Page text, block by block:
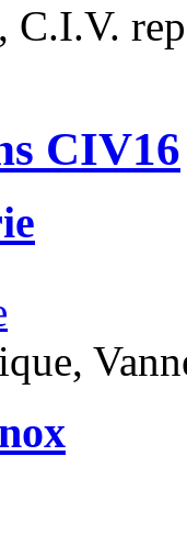
C.I.V.
CIV16